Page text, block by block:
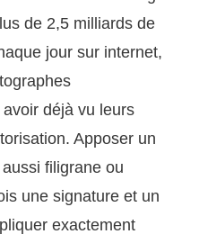
de 2,5 milliards de
jour sur internet,
déjà vu leurs
Apposer un
filigrane ou
une signature et un
exactement